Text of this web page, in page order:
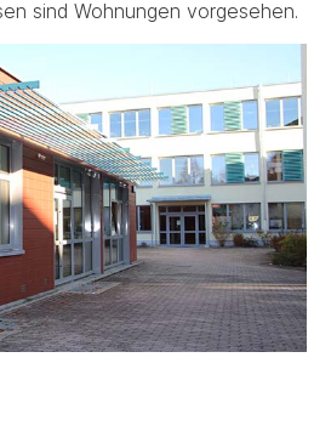
sind Wohnungen vorgesehen.